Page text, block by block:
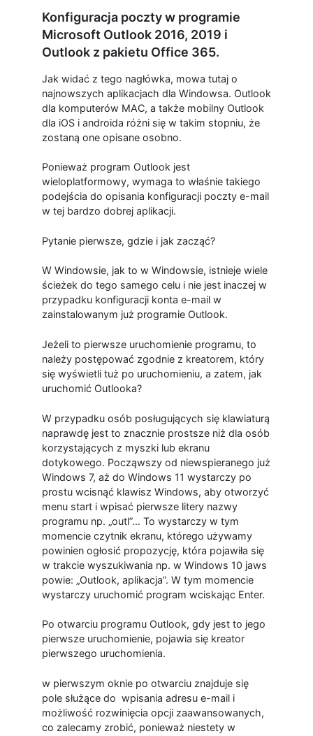
Konfiguracja poczty w programie
Microsoft Outlook 2016, 2019 i
Outlook z pakietu Office 365.
Jak widać z tego nagłówka, mowa tutaj o
najnowszych aplikacjach dla Windowsa. Outlook
dla komputerów MAC, a także mobilny Outlook
dla iOS i androida różni się w takim stopniu, że
zostaną one opisane osobno.
Ponieważ program Outlook jest
wieloplatformowy, wymaga to właśnie takiego
podejścia do opisania konfiguracji poczty e-mail
w tej bardzo dobrej aplikacji.
Pytanie pierwsze, gdzie i jak zacząć?
W Windowsie, jak to w Windowsie, istnieje wiele
ścieżek do tego samego celu i nie jest inaczej w
przypadku konfiguracji konta e-mail w
zainstalowanym już programie Outlook.
Jeżeli to pierwsze uruchomienie programu, to
należy postępować zgodnie z kreatorem, który
się wyświetli tuż po uruchomieniu, a zatem, jak
uruchomić Outlooka?
W przypadku osób posługujących się klawiaturą
naprawdę jest to znacznie prostsze niż dla osób
korzystających z myszki lub ekranu
dotykowego. Począwszy od niewspieranego już
Windows 7, aż do Windows 11 wystarczy po
prostu wcisnąć klawisz Windows, aby otworzyć
menu start i wpisać pierwsze litery nazwy
programu np. „outl”… To wystarczy w tym
momencie czytnik ekranu, którego używamy
powinien ogłosić propozycję, która pojawiła się
w trakcie wyszukiwania np. w Windows 10 jaws
powie: „Outlook, aplikacja”. W tym momencie
wystarczy uruchomić program wciskając Enter.
Po otwarciu programu Outlook, gdy jest to jego
pierwsze uruchomienie, pojawia się kreator
pierwszego uruchomienia.
w pierwszym oknie po otwarciu znajduje się
pole służące do wpisania adresu e-mail i
możliwość rozwinięcia opcji zaawansowanych,
co zalecamy zrobić, ponieważ niestety w